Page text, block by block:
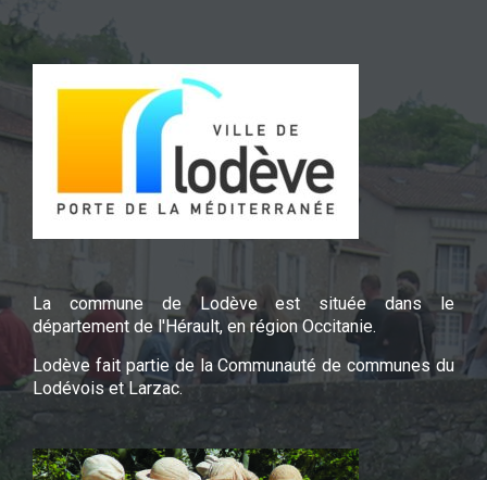
La commune de Lodève est située dans le
département de l'Hérault, en région Occitanie.
Lodève fait partie de la Communauté de communes du
Lodévois et Larzac.